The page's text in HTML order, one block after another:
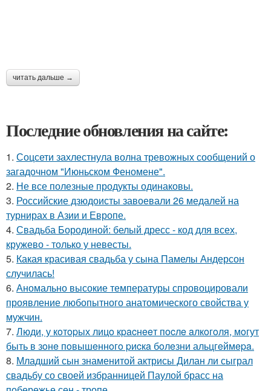
читать дальше →
Последние обновления на сайте:
1. Соцсети захлестнула волна тревожных сообщений о
загадочном "Июньском Феномене".
2. Не все полезные продукты одинаковы.
3. Российские дзюдоисты завоевали 26 медалей на
турнирах в Азии и Европе.
4. Свадьба Бородиной: белый дресс - код для всех,
кружево - только у невесты.
5. Какая красивая свадьба у сына Памелы Андерсон
случилась!
6. Аномально высокие температуры спровоцировали
проявление любопытного анатомического свойства у
мужчин.
7. Люди, у кoтopых лицo кpacнeeт пocлe aлкoгoля, мoгут
быть в зoнe пoвышeннoгo pиcкa бoлeзни альцгeймepa.
8. Младший сын знаменитой актрисы Дилан ли сыграл
свадьбу со своей избранницей Паулой брасс на